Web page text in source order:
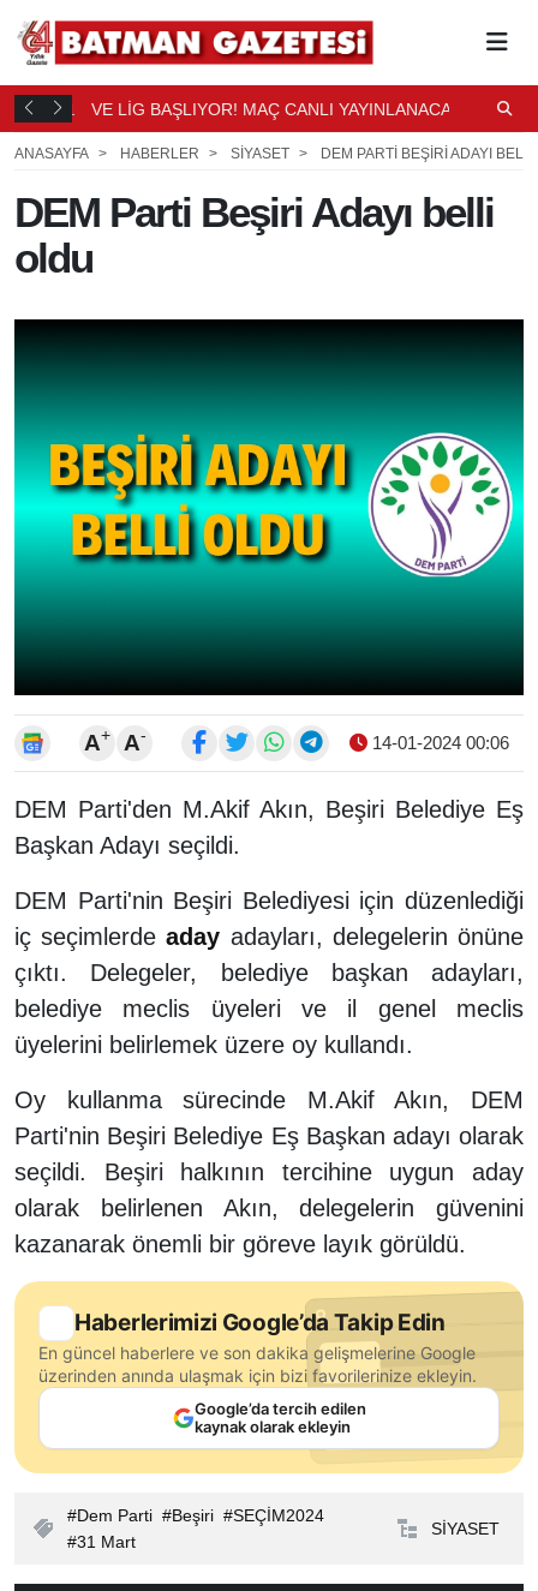
1 VE LİG BAŞLIYOR! MAÇ CANLI YAYINLANACAK
ANASAYFA
HABERLER SİYASET DEM PARTI BEŞIRI ADAYI
DEM Parti Beşiri Adayı belli
oldu
A+ A- 14-01-2024 00:06
DEM Parti'den M.Akif Akın, Beşiri Belediye Eş
Başkan Adayı seçildi.
DEM Parti'nin Beşiri Belediyesi için düzenlediği
iç seçimlerdeaday adayları, delegelerin önüne
çıktı. Delegeler, belediye başkan adayları,
belediye meclis üyeleri ve il genel meclis
üyelerini belirlemek üzere oy kullandı.
Oy kullanma sürecinde M.Akif Akın, DEM
Parti'nin Beşiri Belediye Eş Başkan adayı olarak
seçildi. Beşiri halkının tercihine uygun aday
olarak belirlenen Akın, delegelerin güvenini
kazanarak önemli bir göreve layık görüldü.
Haberlerimizi Google’da Takip Edin
En güncel haberlere ve son dakika gelişmelerine Google
üzerinden anında ulaşmak için bizi favorilerinize ekleyin.
Google’da tercih edilen
kaynak olarak ekleyin
Dem Parti Beşiri
SEÇİM2024
31 Mart
SİYASET